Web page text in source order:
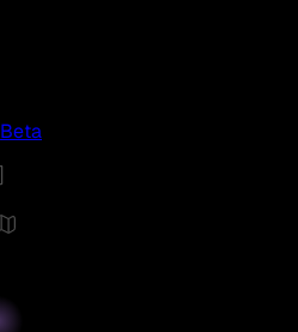
Beta